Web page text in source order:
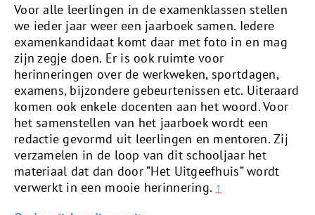
Voor alle leerlingen in de examenklassen stellen
we ieder jaar weer een jaarboek samen. Iedere
examenkandidaat komt daar met foto in en mag
zijn zegje doen. Er is ook ruimte voor
herinneringen over de werkweken, sportdagen,
examens, bijzondere gebeurtenissen etc. Uiteraard
komen ook enkele docenten aan het woord. Voor
het samenstellen van het jaarboek wordt een
redactie gevormd uit leerlingen en mentoren. Zij
verzamelen in de loop van dit schooljaar het
materiaal dat dan door “Het Uitgeefhuis” wordt
verwerkt in een mooie herinnering. ↑